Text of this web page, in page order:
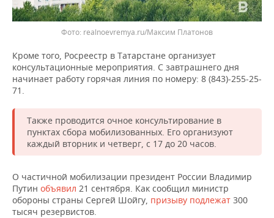
Фото: realnoevremya.ru/Максим Платонов
Кроме того, Росреестр в Татарстане организует
консультационные мероприятия. С завтрашнего дня
начинает работу горячая линия по номеру: 8 (843)-255-25-
71.
Также проводится очное консультирование в
пунктах сбора мобилизованных. Его организуют
каждый вторник и четверг, с 17 до 20 часов.
О частичной мобилизации президент России Владимир
Путин объявил 21 сентября. Как сообщил министр
обороны страны Сергей Шойгу, призыву подлежат 300
тысяч резервистов.